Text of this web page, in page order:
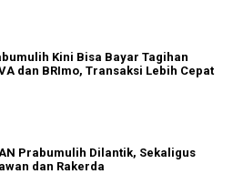
Kini Bisa Bayar Tagihan
dan BRImo, Transaksi Lebih Cepat
Prabumulih Dilantik, Sekaligus
dan Rakerda